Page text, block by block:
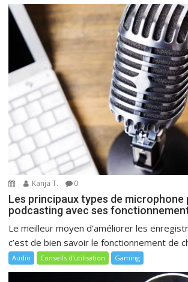
Kanja T. 0
Les principaux types de microphone
podcasting avec ses
Le meilleur moyen d’améliorer les
c’est de bien savoir le fonctionnement de
Audio Conseils d’utilisation Gaming